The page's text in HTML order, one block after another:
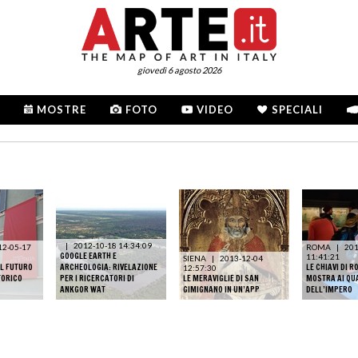
giovedì 6 agosto 2026
MOSTRE FOTO VIDEO SPECIALI
05-17
FUTURO
| 2012-10-18 14:34:09
GOOGLE EARTH E
ARCHEOLOGIA: RIVELAZIONE
PER I RICERCATORI DI
ANKGOR WAT
SIENA |
2013-12-04
12:57:30
LE MERAVIGLIE DI SAN
GIMIGNANO IN UN’APP
ROMA |
11:41:21
LE CHIAVI DI
MOSTRA AI
DELL’IMPERO